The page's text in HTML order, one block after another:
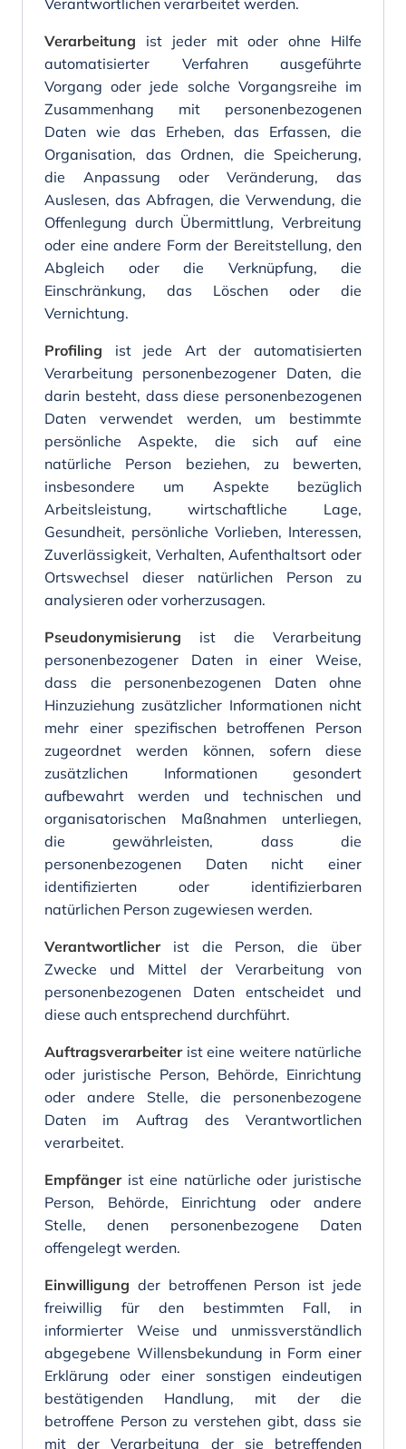
Verantwortlichen verarbeitet werden.
Verarbeitung ist jeder mit oder ohne Hilfe
automatisierter Verfahren ausgeführte
Vorgang oder jede solche Vorgangsreihe im
Zusammenhang mit personenbezogenen
Daten wie das Erheben, das Erfassen, die
Organisation, das Ordnen, die Speicherung,
die Anpassung oder Veränderung, das
Auslesen, das Abfragen, die Verwendung, die
Offenlegung durch Übermittlung, Verbreitung
oder eine andere Form der Bereitstellung, den
Abgleich oder die Verknüpfung, die
Einschränkung, das Löschen oder die
Vernichtung.
Profiling ist jede Art der automatisierten
Verarbeitung personenbezogener Daten, die
darin besteht, dass diese personenbezogenen
Daten verwendet werden, um bestimmte
persönliche Aspekte, die sich auf eine
natürliche Person beziehen, zu bewerten,
insbesondere um Aspekte bezüglich
Arbeitsleistung, wirtschaftliche Lage,
Gesundheit, persönliche Vorlieben, Interessen,
Zuverlässigkeit, Verhalten, Aufenthaltsort oder
Ortswechsel dieser natürlichen Person zu
analysieren oder vorherzusagen.
Pseudonymisierung ist die Verarbeitung
personenbezogener Daten in einer Weise,
dass die personenbezogenen Daten ohne
Hinzuziehung zusätzlicher Informationen nicht
mehr einer spezifischen betroffenen Person
zugeordnet werden können, sofern diese
zusätzlichen Informationen gesondert
aufbewahrt werden und technischen und
organisatorischen Maßnahmen unterliegen,
die gewährleisten, dass die
personenbezogenen Daten nicht einer
identifizierten oder identifizierbaren
natürlichen Person zugewiesen werden.
Verantwortlicherist die Person, die über
Zwecke und Mittel der Verarbeitung von
personenbezogenen Daten entscheidet und
diese auch entsprechend durchführt.
Auftragsverarbeiterist eine weitere natürliche
oder juristische Person, Behörde, Einrichtung
oder andere Stelle, die personenbezogene
Daten im Auftrag des Verantwortlichen
verarbeitet.
Empfängerist eine natürliche oder juristische
Person, Behörde, Einrichtung oder andere
Stelle, denen personenbezogene Daten
offengelegt werden.
Einwilligung der betroffenen Person ist jede
freiwillig für den bestimmten Fall, in
informierter Weise und unmissverständlich
abgegebene Willensbekundung in Form einer
Erklärung oder einer sonstigen eindeutigen
bestätigenden Handlung, mit der die
betroffene Person zu verstehen gibt, dass sie
mit der Verarbeitung der sie betreffenden